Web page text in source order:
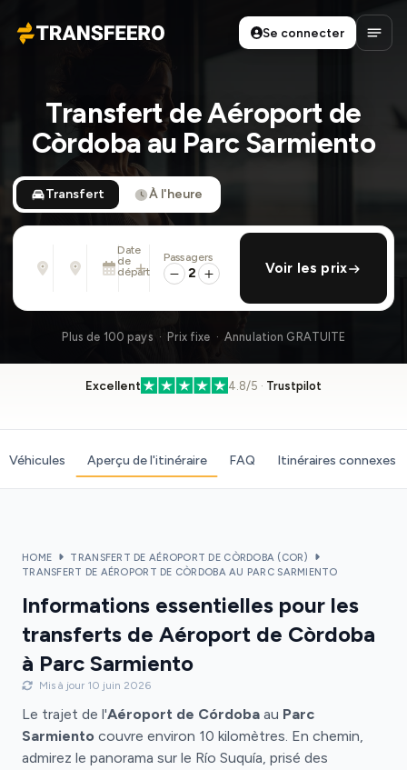
Transfeero
Se connecter
Transfert de Aéroport de
Còrdoba au Parc Sarmiento
Transfert À l'heure
Adresse, aéroport, hôtel, ...
Adresse, aéroport, hôtel, ...
Date
de
départ
Mar. 11 Août · 01:45 PM
ajouter retour
Passagers
2 Voir les prix
Plus de 100 pays · Prix fixe · Annulation GRATUITE
Excellent 4.8/5 · Trustpilot
Véhicules Aperçu de l'itinéraire FAQ Itinéraires connexes
HOME
TRANSFERT DE AÉROPORT DE CÒRDOBA (COR)
TRANSFERT DE AÉROPORT DE CÒRDOBA AU PARC SARMIENTO
Informations essentielles pour les
transferts de Aéroport de Còrdoba
à Parc Sarmiento
Mis à jour 10 juin 2026
Le trajet de l'Aéroport de Córdoba au Parc
Sarmiento couvre environ 10 kilomètres. En chemin,
admirez le panorama sur le Río Suquía, prisé des